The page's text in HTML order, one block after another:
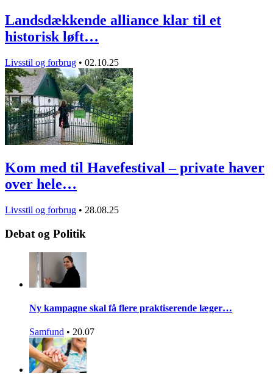
Landsdækkende alliance klar til et
historisk løft…
Livsstil og forbrug • 02.10.25
Kom med til Havefestival – private haver
over hele…
Livsstil og forbrug • 28.08.25
Debat og Politik
Ny kampagne skal få flere praktiserende læger…
Samfund • 20.07